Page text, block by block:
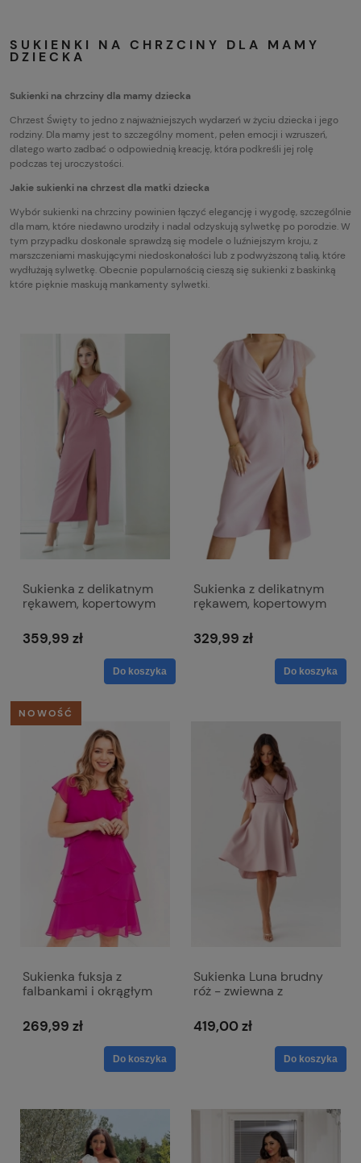
SUKIENKI NA CHRZCINY DLA MAMY
DZIECKA
Sukienki na chrzciny dla mamy dziecka
Chrzest Święty to jedno z najważniejszych wydarzeń w życiu dziecka i jego
rodziny. Dla mamy jest to szczególny moment, pełen emocji i wzruszeń,
dlatego warto zadbać o odpowiednią kreację, która podkreśli jej rolę
podczas tej uroczystości.
Jakie sukienki na chrzest dla matki dziecka
Wybór sukienki na chrzciny powinien łączyć elegancję i wygodę, szczególnie
dla mam, które niedawno urodziły i nadal odzyskują sylwetkę po porodzie. W
tym przypadku doskonale sprawdzą się modele o luźniejszym kroju, z
marszczeniami maskującymi niedoskonałości lub z podwyższoną talią, które
wydłużają sylwetkę. Obecnie popularnością cieszą się sukienki z baskinką
które pięknie maskują mankamenty sylwetki.
Sukienka z delikatnym
rękawem, kopertowym
Karina jasny róż
359,99 zł
Do koszyka
Sukienka z delikatnym
rękawem, kopertowym
Karina jasny róż
329,99 zł
Do koszyka
Sukienka fuksja z
falbankami i okrągłym
269,99 zł
Do koszyka
NOWOŚĆ
Sukienka Luna brudny
róż - zwiewna z
419,00 zł
Do koszyka